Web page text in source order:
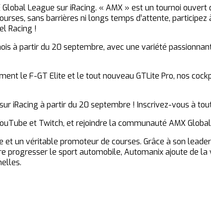
League sur iRacing. « AMX » est un tournoi
sans barrières ni longs temps d’attente, participez
Racing !
à partir du 20 septembre, avec une variété
le F-GT Elite et le tout nouveau GTLite Pro, nos
iRacing à partir du 20 septembre ! Inscrivez-vous à
et Twitch, et rejoindre la communauté AMX
un véritable promoteur de courses. Grâce à son
progresser le sport automobile, Automanix ajoute de